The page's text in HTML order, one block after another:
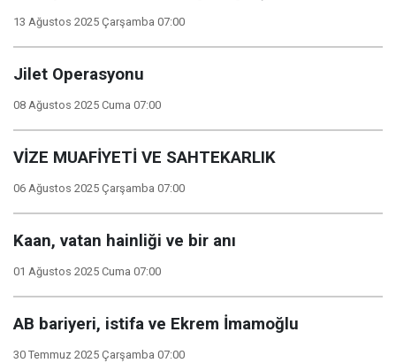
13 Ağustos 2025 Çarşamba 07:00
Jilet Operasyonu
08 Ağustos 2025 Cuma 07:00
VİZE MUAFİYETİ VE SAHTEKARLIK
06 Ağustos 2025 Çarşamba 07:00
Kaan, vatan hainliği ve bir anı
01 Ağustos 2025 Cuma 07:00
AB bariyeri, istifa ve Ekrem İmamoğlu
30 Temmuz 2025 Çarşamba 07:00